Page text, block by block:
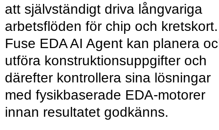
att självständigt driva långvariga
arbetsflöden för chip och kretskort.
Fuse EDA AI Agent kan planera
utföra konstruktionsuppgifter och
därefter kontrollera sina lösningar
med fysikbaserade EDA-motorer
innan resultatet godkänns.